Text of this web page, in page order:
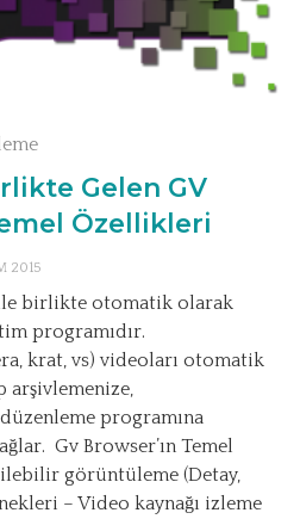
Gelen GV
Özellikleri
2015
birlikte otomatik olarak
programıdır.
krat, vs) videoları otomatik
arşivlemenize,
programına
Gv Browser’ın Temel
görüntüleme (Detay,
– Video kaynağı izleme